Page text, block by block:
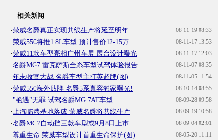
相关新闻
08-11-19 08:33
·荣威名爵真正实现共线生产将延至明年
08-11-17 13:53
·荣威550将推1.8L车型 预计售价12-15万
08-11-17 12:03
·荣威11款车型亮相广州车展 展台设计曝光
08-11-07 08:35
·名爵MG7 雷克萨斯全系车型试驾体验报告
08-11-05 11:54
·年末收官大战 名爵车型主打英超牌(图)
08-10-14 08:55
·荣威550海外贴牌 名爵5系真容独家曝光!
08-09-28 09:58
·"艳遇"无罪 试驾名爵MG 7AT车型
08-09-19 10:58
· 上汽临港基地落成 荣威名爵将共线生产
08-09-04 02:01
·名爵MG7自动挡三款车型或9月8日上市
08-05-20 11:11
·尊重生命 荣威车型设计首重生命保护(图)